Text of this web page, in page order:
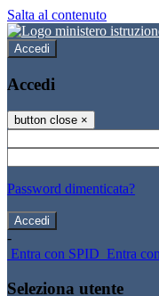
Salta al contenuto
Accedi
Accedi
button close ×
Password dimenticata?
-
Entra con SPID Entra
Seleziona utente